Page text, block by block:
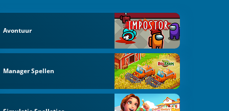
Avontuur
Manager Spellen